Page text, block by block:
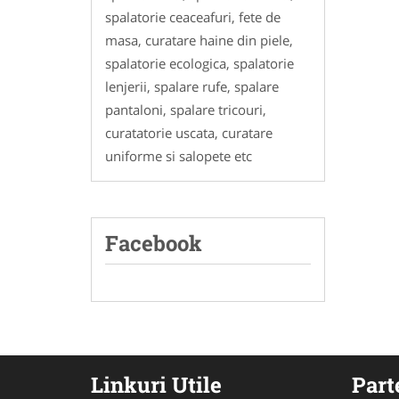
spalatorie ceaceafuri, fete de
masa, curatare haine din piele,
spalatorie ecologica, spalatorie
lenjerii, spalare rufe, spalare
pantaloni, spalare tricouri,
curatatorie uscata, curatare
uniforme si salopete etc
Facebook
Linkuri Utile